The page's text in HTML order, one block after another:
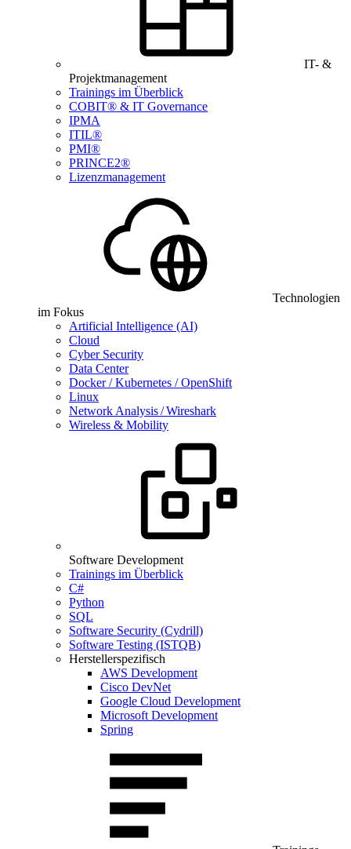
IT- &
Projektmanagement
Trainings im Überblick
COBIT® & IT Governance
IPMA
ITIL®
PMI®
PRINCE2®
Lizenzmanagement
Technologien
im Fokus
Artificial Intelligence (AI)
Cloud
Cyber Security
Data Center
Docker / Kubernetes / OpenShift
Linux
Network Analysis / Wireshark
Wireless & Mobility
Software Development
Trainings im Überblick
C#
Python
SQL
Software Security (Cydrill)
Software Testing (ISTQB)
Herstellerspezifisch
AWS Development
Cisco DevNet
Google Cloud Development
Microsoft Development
Spring